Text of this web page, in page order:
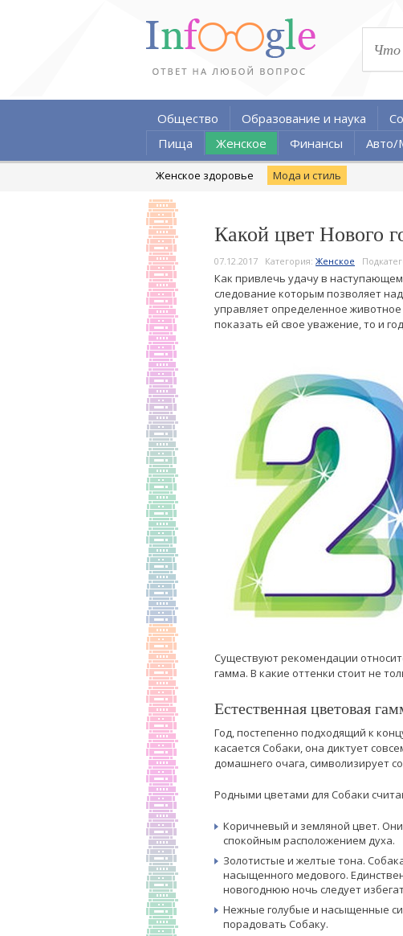
Общество Образование и наука
Пища
Женское Финансы Авто/
Женское здоровье Мода и стиль
Какой цвет Нового
07.12.2017 Категория: Женское
Как привлечь удачу в
следование которым позволяет
управляет определенное животное
показать ей свое уважение, то и
Существуют рекомендации
гамма. В какие оттенки стоит не
Естественная цветовая
Год, постепенно подходящий к
касается Собаки, она диктует
домашнего очага, символизирует
Родными цветами для Собаки
Коричневый и земляной цвет.
спокойным расположением духа.
Золотистые и желтые тона.
насыщенного медового.
новогоднюю ночь следует
Нежные голубые и насыщенные
порадовать Собаку.